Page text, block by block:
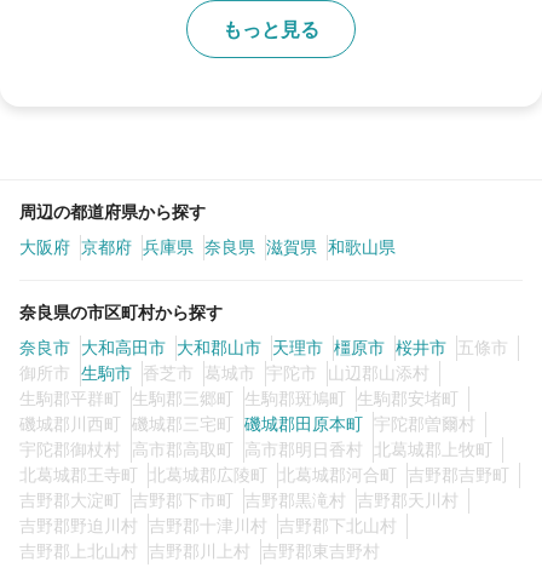
もっと見る
周辺の都道府県から探す
大阪府 京都府 兵庫県 奈良県 滋賀県 和歌山県
奈良県の市区町村から探す
奈良市
大和高田市 大和郡山市 天理市 橿原市 桜井市
五條市
御所市
生駒市 香芝市 葛城市 宇陀市
山辺郡山添村
生駒郡平群町
生駒郡三郷町 生駒郡斑鳩町
生駒郡安堵町
磯城郡川西町
磯城郡三宅町 磯城郡田原本町
宇陀郡曽爾村
宇陀郡御杖村
高市郡高取町 高市郡明日香村
北葛城郡上牧町
北葛城郡王寺町
北葛城郡広陵町 北葛城郡河合町
吉野郡吉野町
吉野郡大淀町
吉野郡下市町 吉野郡黒滝村
吉野郡天川村
吉野郡野迫川村
吉野郡十津川村
吉野郡下北山村
吉野郡上北山村
吉野郡川上村 吉野郡東吉野村